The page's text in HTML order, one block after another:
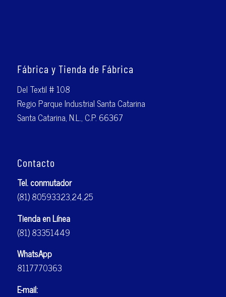
Fábrica y Tienda de Fábrica
Del Textil # 108
Regio Parque Industrial Santa Catarina
Santa Catarina, N.L., C.P. 66367
Contacto
Tel. conmutador
(81) 80593323,24,25
Tienda en Línea
(81) 83351449
WhatsApp
8117770363
E-mail: